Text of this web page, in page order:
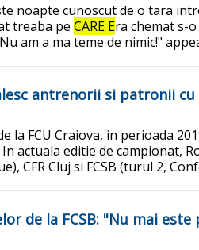
noapte cunoscut de o tara
treaba pe CARE Era chemat s-
am a ma teme de nimic!"
antrenorii si patronii
la FCU Craiova, in perioada
actuala editie de campionat,
CFR Cluj si FCSB (turul 2,
de la FCSB: "Nu mai